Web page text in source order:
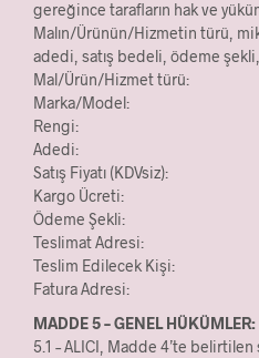
gereğince tarafların hak ve
Malın/Ürünün/Hizmetin türü,
adedi, satış bedeli, ödeme
Mal/Ürün/Hizmet türü:
Marka/Model:
Rengi:
Adedi:
Satış Fiyatı (KDVsiz):
Kargo Ücreti:
Ödeme Şekli:
Teslimat Adresi:
Teslim Edilecek Kişi:
Fatura Adresi:
MADDE 5 – GENEL HÜKÜMLER:
5.1 – ALICI, Madde 4’te